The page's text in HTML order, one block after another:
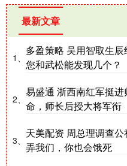
最新文章
1、
多盈策略 吴用智取生
您和武松能发现几个？
2、
易盛通 浙西南红军挺
命，师长后授大将军衔
3、
天美配资 周总理调查
弄我们，你也会饿死